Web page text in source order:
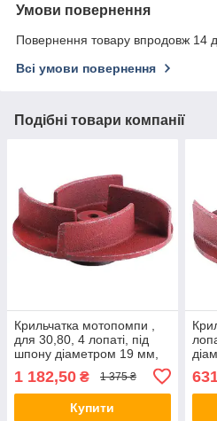
Умови повернення
Повернення товару впродовж 14
Всі умови повернення
Подібні товари компанії
Крильчатка мотопомпи ,
для 30,80, 4 лопаті, під
шпону діаметром 19 мм,
1 182,50 ₴ 1 375 ₴
Купити